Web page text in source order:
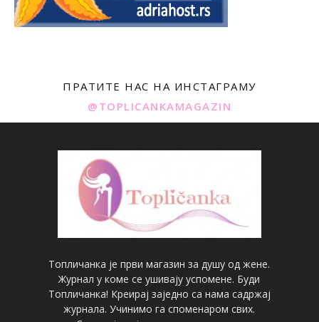
ПРАТИТЕ НАС НА ИНСТАГРАМУ
@TOPLICANKAMAGAZIN
Топличанка је први магазин за душу од жене.
Журнал у коме се ушивају успомене. Буди
Топличанка! Креирај заједно са нама садржај
журнала. Учинимо га споменаром свих.